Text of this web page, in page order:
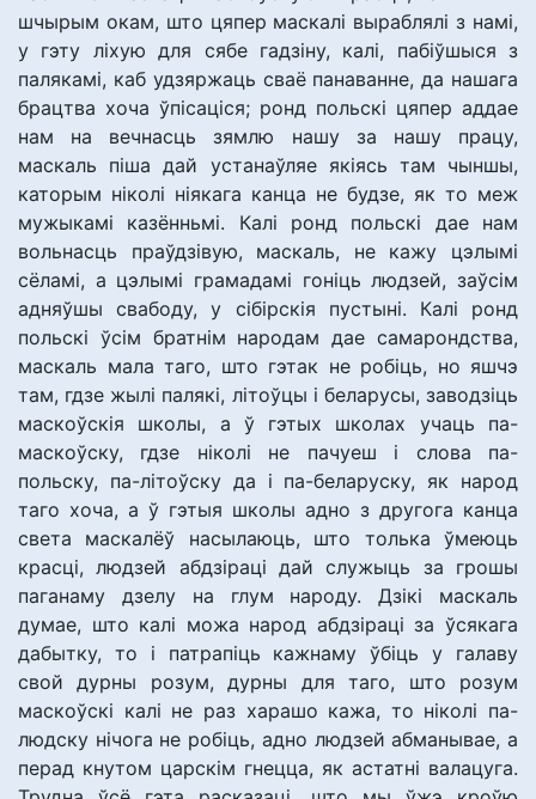
шчырым окам, што цяпер маскалі выраблялі з намі,
у гэту ліхую для сябе гадзіну, калі, пабіўшыся з
палякамі, каб удзяржаць сваё панаванне, да нашага
брацтва хоча ўпісаціся; ронд польскі цяпер аддае
нам на вечнасць зямлю нашу за нашу працу,
маскаль піша дай устанаўляе якіясь там чыншы,
каторым ніколі ніякага канца не будзе, як то меж
мужыкамі казённьмі. Калі ронд польскі дае нам
вольнасць праўдзівую, маскаль, не кажу цэлымі
сёламі, а цэлымі грамадамі гоніць людзей, заўсім
адняўшы свабоду, у сібірскія пустыні. Калі ронд
польскі ўсім братнім народам дае самарондства,
маскаль мала таго, што гэтак не робіць, но яшчэ
там, гдзе жылі палякі, літоўцы і беларусы, заводзіць
маскоўскія школы, а ў гэтых школах учаць па-
маскоўску, гдзе ніколі не пачуеш і слова па-
польску, па-літоўску да і па-беларуску, як народ
таго хоча, а ў гэтыя школы адно з другога канца
света маскалёў насылаюць, што толька ўмеюць
красці, людзей абдзіраці дай служыць за грошы
паганаму дзелу на глум народу. Дзікі маскаль
думае, што калі можа народ абдзіраці за ўсякага
дабытку, то і патрапіць кажнаму ўбіць у галаву
свой дурны розум, дурны для таго, што розум
маскоўскі калі не раз харашо кажа, то ніколі па-
людску нічога не робіць, адно людзей абманывае, а
перад кнутом царскім гнецца, як астатні валацуга.